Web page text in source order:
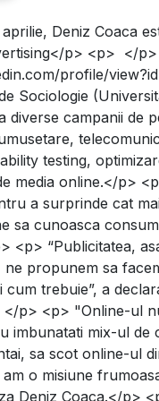
se
Deniz Coaca
p> <p> </
profile/
Sociologie
diverse campanii de
testing,
media online.</p>
a surprinde cat
sa cunoasca
<p> “Publicitatea,
propunem sa
trebuie”, a
p> <p> "Online-ul
imbunatati mix-ul de
sa scot online-ul
o misiune
Deniz Coaca.</p>